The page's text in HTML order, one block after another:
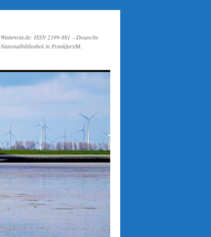
Wattenrat.de: ISSN 2199-881 – Deutsche
Nationalbibliothek in Frankfurt/M.